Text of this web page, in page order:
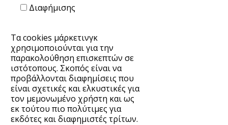
Διαφήμισης
Τα cookies μάρκετινγκ
χρησιμοποιούνται για την
παρακολούθηση επισκεπτών σε
ιστότοπους. Σκοπός είναι να
προβάλλονται διαφημίσεις που
είναι σχετικές και ελκυστικές για
τον μεμονωμένο χρήστη και ως
εκ τούτου πιο πολύτιμες για
εκδότες και διαφημιστές τρίτων.